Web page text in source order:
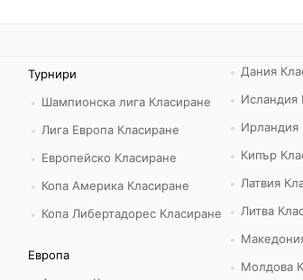
Турнири
Шампионска лига Класиране
Лига Европа Класиране
Европейско Класиране
Копа Америка Класиране
Копа Либертадорес Класиране
Европа
Дания
Исландия
Ирландия
Кипър
Латвия
Литва
Молдова